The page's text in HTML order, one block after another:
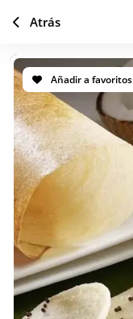
Añadir a favoritos
Atrás